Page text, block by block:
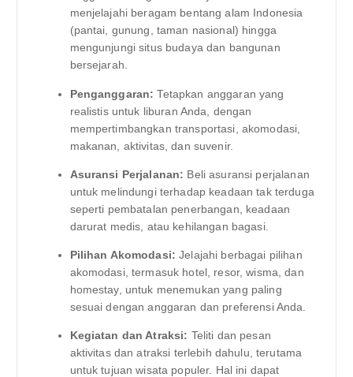
menjelajahi beragam bentang alam Indonesia
(pantai, gunung, taman nasional) hingga
mengunjungi situs budaya dan bangunan
bersejarah.
Penganggaran: Tetapkan anggaran yang
realistis untuk liburan Anda, dengan
mempertimbangkan transportasi, akomodasi,
makanan, aktivitas, dan suvenir.
Asuransi Perjalanan: Beli asuransi perjalanan
untuk melindungi terhadap keadaan tak terduga
seperti pembatalan penerbangan, keadaan
darurat medis, atau kehilangan bagasi.
Pilihan Akomodasi: Jelajahi berbagai pilihan
akomodasi, termasuk hotel, resor, wisma, dan
homestay, untuk menemukan yang paling
sesuai dengan anggaran dan preferensi Anda.
Kegiatan dan Atraksi: Teliti dan pesan
aktivitas dan atraksi terlebih dahulu, terutama
untuk tujuan wisata populer. Hal ini dapat